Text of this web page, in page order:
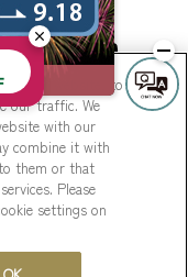
LTD.
on our website, to
our traffic. We
with our
combine it with
them or that
Please
settings on